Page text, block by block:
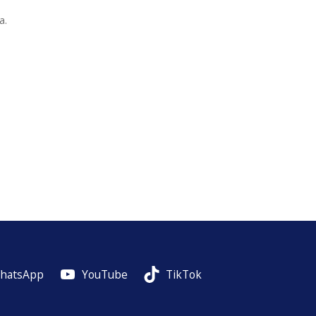
YouTube TikTok